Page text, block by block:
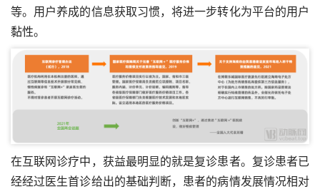
等。用户养成的信息获取习惯，将进一步转化为平台的用户
黏性。
在互联网诊疗中，获益最明显的就是复诊患者。复诊患者已
经经过医生首诊给出的基础判断，患者的病情发展情况相对